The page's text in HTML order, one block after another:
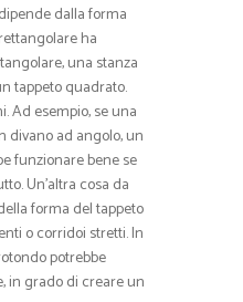
dipende dalla forma
ha
una stanza
tappeto quadrato.
Ad esempio, se una
divano ad angolo, un
funzionare bene se
Un’altra cosa da
forma del tappeto
o corridoi stretti. In
potrebbe
in grado di creare un